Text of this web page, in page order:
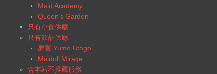
Maid Academy
Queen’s Garden
只有小食供應
只有飲品供應
夢宴 Yume Utage
Maidoll Mirage
含本站不推薦服務